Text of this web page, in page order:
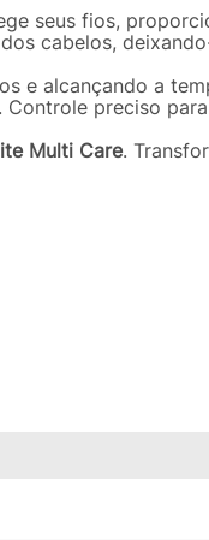
seus fios,
cabelos,
alcançando a
preciso
Multi Care.